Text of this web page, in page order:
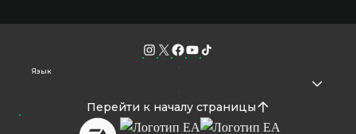
Язык
Перейти к началу страницы